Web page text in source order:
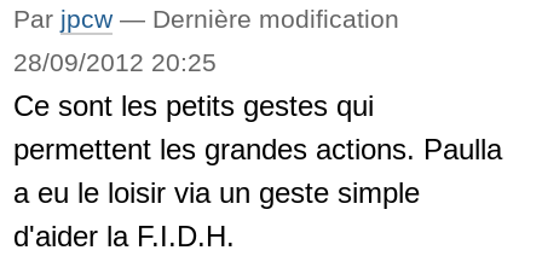
Par jpcw— Dernière modification
28/09/2012 20:25
Ce sont les petits gestes qui
permettent les grandes actions. Paulla
a eu le loisir via un geste simple
d'aider la F.I.D.H.